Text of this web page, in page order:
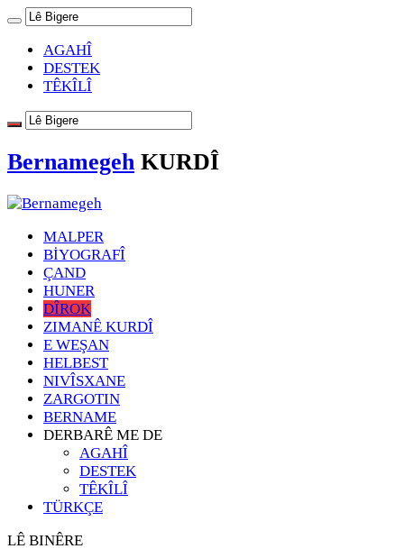
AGAHÎ
DESTEK
TÊKÎLÎ
Bernamegeh KURDÎ
MALPER
BİYOGRAFÎ
ÇAND
HUNER
DÎROK
ZIMANÊ KURDÎ
E WEŞAN
HELBEST
NIVÎSXANE
ZARGOTIN
BERNAME
DERBARÊ ME DE
AGAHÎ
DESTEK
TÊKÎLÎ
TÜRKÇE
LÊ BINÊRE